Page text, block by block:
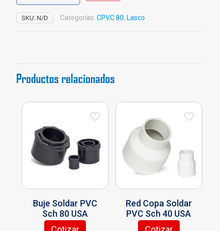
CPVC
Sch
80
SKU: N/D Categorías: CPVC 80, Lasco
Productos relacionados
Buje Soldar PVC
Sch 80 USA
Red Copa Soldar
PVC Sch 40 USA